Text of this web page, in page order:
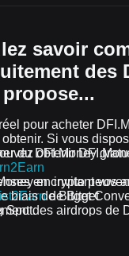
savoir
des
pour acheter
Si vous
obtenir
du DFI.Money
en invitant vos
de Bitget
des airdrops de
en crypto
biais de Bitget
Spot.